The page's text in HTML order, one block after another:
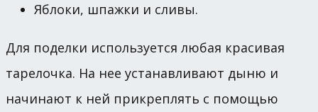
Яблоки, шпажки и сливы.
Для поделки используется любая красивая
тарелочка. На нее устанавливают дыню и
начинают к ней прикреплять с помощью